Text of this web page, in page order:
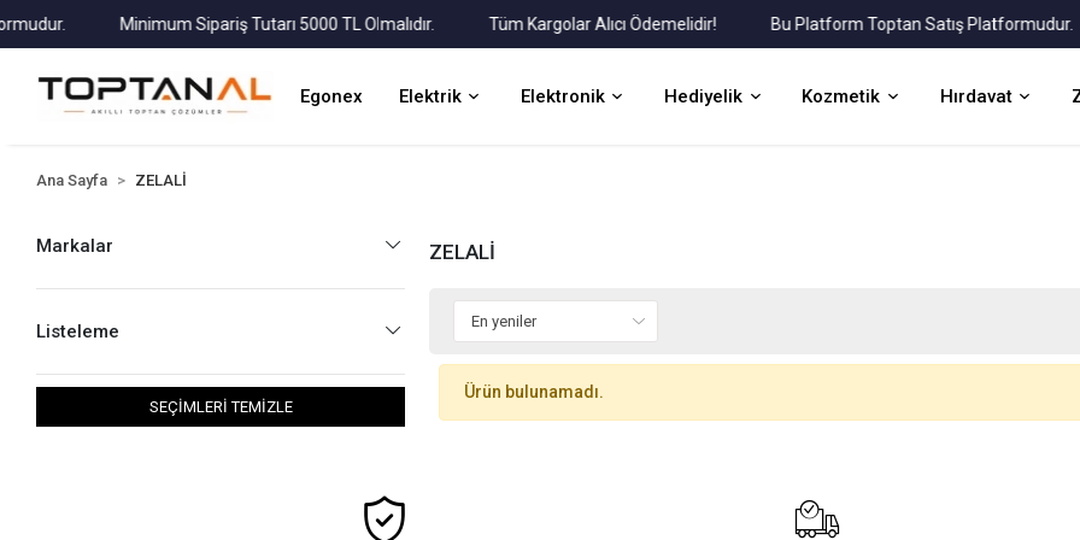
Minimum Sipariş Tutarı 5000 TL Olmalıdır. Tüm Kargolar Alıcı Ödemelidir! Bu Platform Toptan Satış Platformudur.
Egonex Elektrik Elektronik Hediyelik Kozmetik Hırdavat
Ana Sayfa ZELALİ
Markalar
Listeleme
SEÇİMLERİ TEMİZLE
ZELALİ
Ürün bulunamadı.